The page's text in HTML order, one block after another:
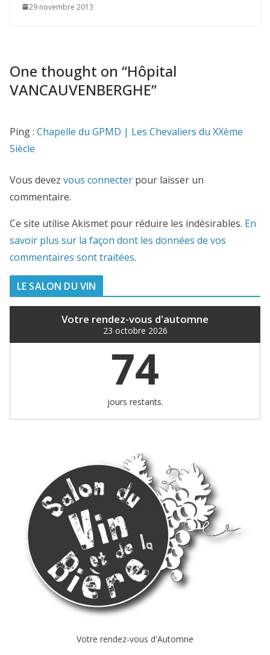
29 novembre 2013
One thought on “Hôpital
VANCAUVENBERGHE”
Ping : Chapelle du GPMD | Les Chevaliers du XXème
Siècle
Vous devez vous connecter pour laisser un
commentaire.
Ce site utilise Akismet pour réduire les indésirables. En
savoir plus sur la façon dont les données de vos
commentaires sont traitées.
LE SALON DU VIN
Votre rendez-vous d'automne
23 octobre 2026
74
jours restants.
Votre rendez-vous d'Automne